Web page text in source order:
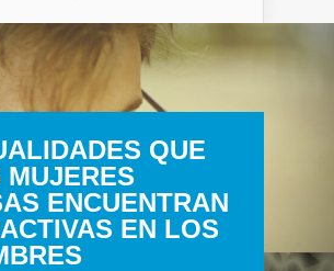
QUE
MUJERES
ENCUENTRAN
EN LOS